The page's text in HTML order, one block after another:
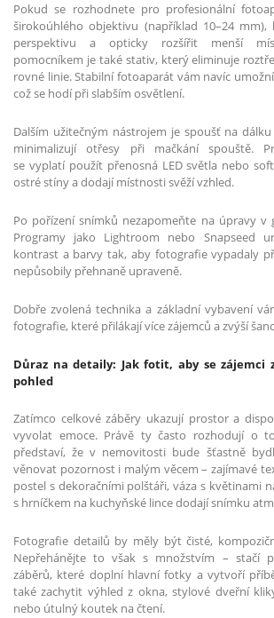
Pokud se rozhodnete pro profesionální
širokoúhlého objektivu (například 10–24
perspektivu a opticky rozšířit menší
pomocníkem je také stativ, který eliminuje
rovné linie. Stabilní fotoaparát vám navíc
což se hodí při slabším osvětlení.
Dalším užitečným nástrojem je spoušť na
minimalizují otřesy při mačkání spouště.
se vyplatí použít přenosná LED světla nebo
ostré stíny a dodají místnosti svěží vzhled.
Po pořízení snímků nezapomeňte na úpravy v
Programy jako Lightroom nebo Snapseed
kontrast a barvy tak, aby fotografie vypadaly
nepůsobily přehnaně upraveně.
Dobře zvolená technika a základní vybavení
fotografie, které přilákají více zájemců a zvýší
Důraz na detaily: Jak fotit, aby se zájemci
pohled
Zatímco celkové záběry ukazují prostor a
vyvolat emoce. Právě ty často rozhodují o
představí, že v nemovitosti bude šťastně
věnovat pozornost i malým věcem – zajímavé
postel s dekoračními polštáři, váza s květinami
s hrníčkem na kuchyňské lince dodají snímku
Fotografie detailů by měly být čisté,
Nepřehánějte to však s množstvím – stačí
záběrů, které doplní hlavní fotky a vytvoří
také zachytit výhled z okna, stylové dveřní
nebo útulný koutek na čtení.